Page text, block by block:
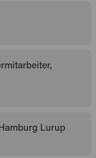
Lurup